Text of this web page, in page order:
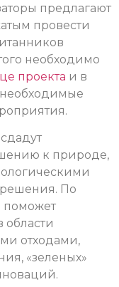
предлагают
провести
необходимо
проекта и в
к природе,
По
поможет
отходами,
«зеленых»